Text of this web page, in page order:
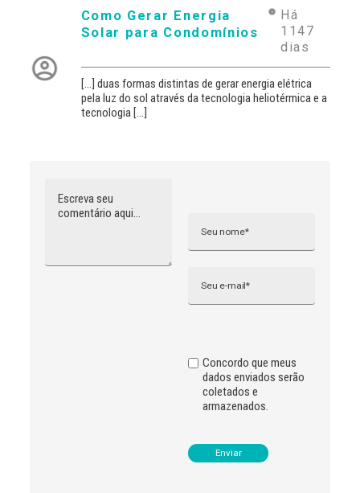
Como Gerar Energia
Solar para Condomínios
Há
1147
dias
[…] duas formas distintas de gerar energia elétrica
pela luz do sol através da tecnologia heliotérmica e a
tecnologia […]
Concordo que meus
dados enviados serão
coletados e
armazenados.
n